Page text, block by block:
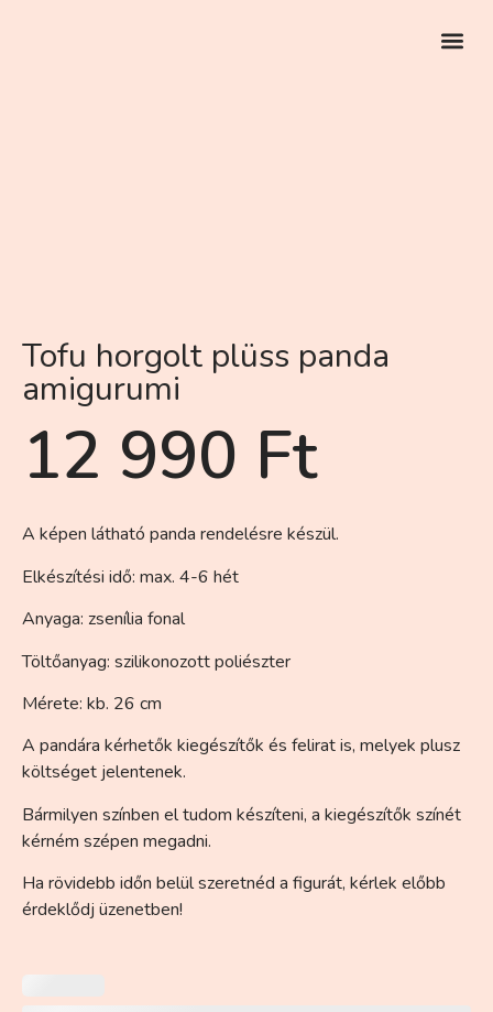
Tofu horgolt plüss panda
amigurumi
12 990 Ft
A képen látható panda rendelésre készül.
Elkészítési idő: max. 4-6 hét
Anyaga: zsenília fonal
Töltőanyag: szilikonozott poliészter
Mérete: kb. 26 cm
A pandára kérhetők kiegészítők és felirat is, melyek plusz
költséget jelentenek.
Bármilyen színben el tudom készíteni, a kiegészítők színét
kérném szépen megadni.
Ha rövidebb időn belül szeretnéd a figurát, kérlek előbb
érdeklődj üzenetben!